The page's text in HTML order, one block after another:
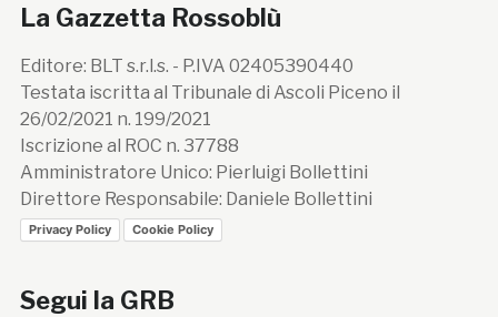
La Gazzetta Rossoblù
Editore: BLT s.r.l.s. - P.IVA 02405390440
Testata iscritta al Tribunale di Ascoli Piceno il
26/02/2021 n. 199/2021
Iscrizione al ROC n. 37788
Amministratore Unico: Pierluigi Bollettini
Direttore Responsabile: Daniele Bollettini
Privacy Policy Cookie Policy
Segui la GRB